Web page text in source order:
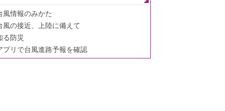
風情報のみかた
風の接近、上陸に備えて
る防災
プリで台風進路予報を確認